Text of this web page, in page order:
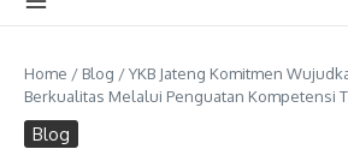
Home / Blog /YKB Jateng Komitmen
Berkualitas Melalui Penguatan Kompetensi
Blog